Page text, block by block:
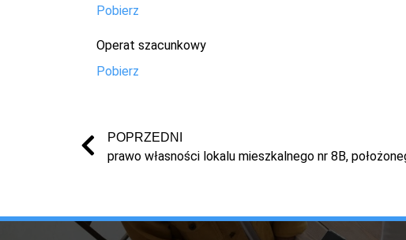
Pobierz
Operat szacunkowy
Pobierz
POPRZEDNI